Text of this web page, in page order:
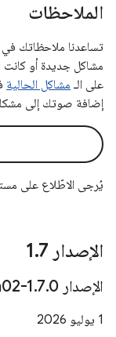
الملاحظات
مشاكل جديدة أو كانت
على الـ مشاكل الحالية
إضافة صوتك إلى
يُرجى الاطّلاع على
الإصدار 1 .7
‫الإصدار 1 .7.0-alpha02
‫1 يوليو 2026